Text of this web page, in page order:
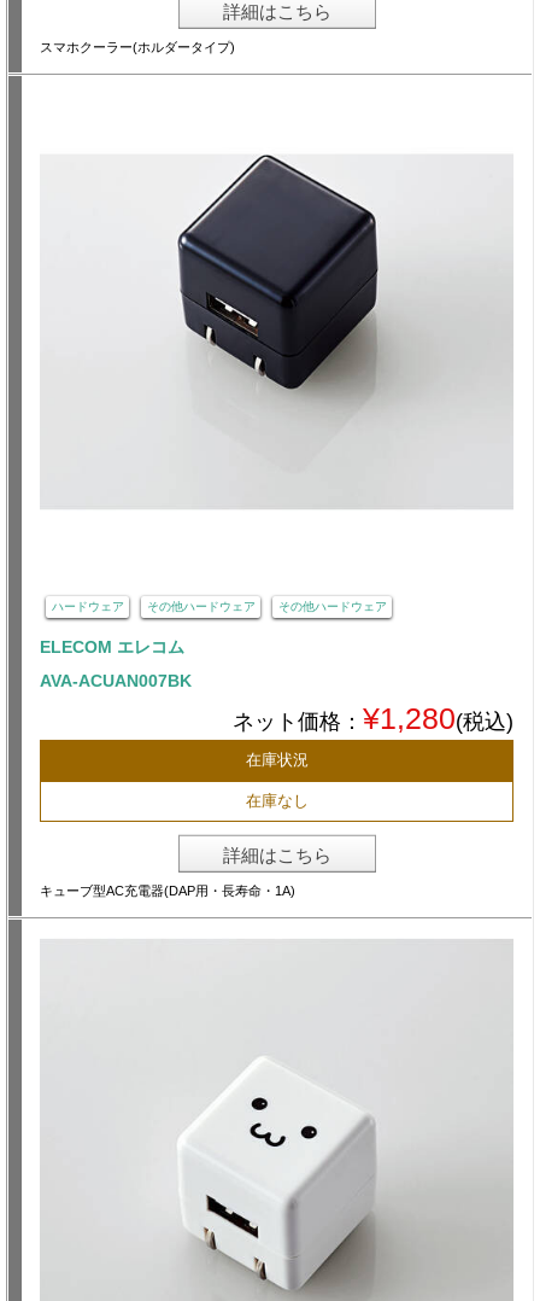
詳細はこちら
スマホクーラー(ホルダータイプ)
ハードウェア その他ハードウェア その他ハードウェア
ELECOM エレコム
AVA-ACUAN007BK
ネット価格： ¥1,280(税込)
在庫状況
在庫なし
詳細はこちら
キューブ型AC充電器(DAP用・長寿命・1A)